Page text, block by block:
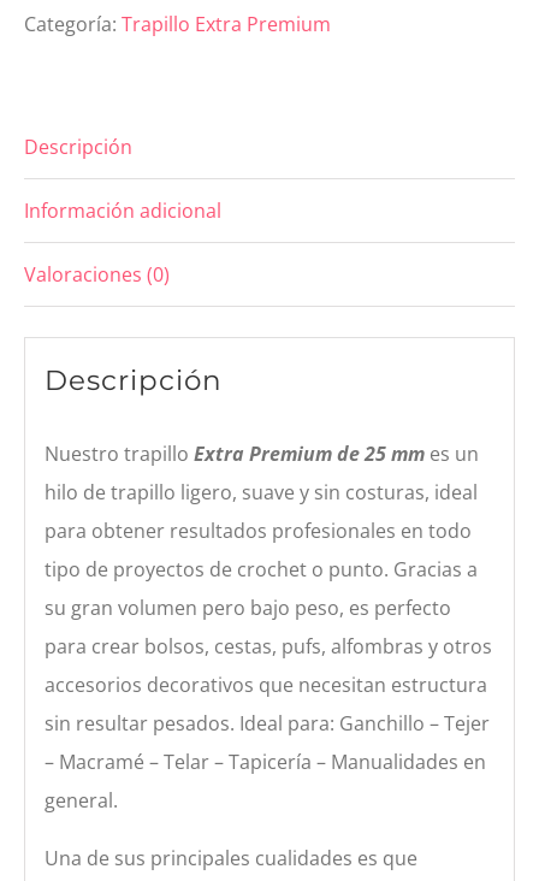
Categoría: Trapillo Extra Premium
Descripción
Información adicional
Valoraciones (0)
Descripción
Nuestro trapilloExtra Premium de 25 mm es un
hilo de trapillo ligero, suave y sin costuras, ideal
para obtener resultados profesionales en todo
tipo de proyectos de crochet o punto. Gracias a
su gran volumen pero bajo peso, es perfecto
para crear bolsos, cestas, pufs, alfombras y otros
accesorios decorativos que necesitan estructura
sin resultar pesados. Ideal para: Ganchillo – Tejer
– Macramé – Telar – Tapicería – Manualidades en
general.
Una de sus principales cualidades es que